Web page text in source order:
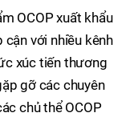
OCOP xuất khẩu
với nhiều kênh
xúc tiến thương
gỡ các chuyên
chủ thể OCOP